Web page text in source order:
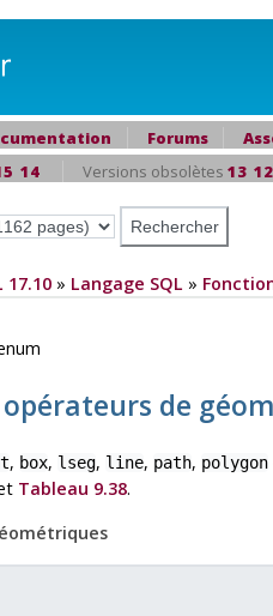
Forums
14 Versions obsolètes 13 12
» Langage SQL »
de
, box, lseg, line, path, polygon
Tableau 9.38.